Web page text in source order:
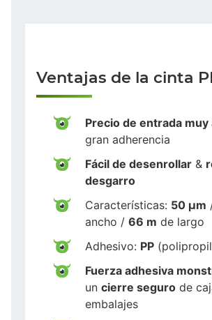
Ventajas de la cinta
Precio de entrada
gran adherencia
Fácil de desenrollar &
desgarro
Características: 50 µm
ancho / 66 m de largo
Adhesivo: PP
Fuerza adhesiva
un cierre seguro de
embalajes